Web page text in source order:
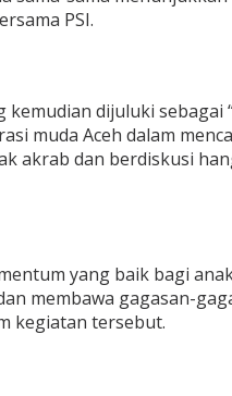
PSI.
kemudian dijuluki sebagai
muda Aceh dalam
akrab dan berdiskusi
yang baik bagi
membawa gagasan-
kegiatan tersebut.